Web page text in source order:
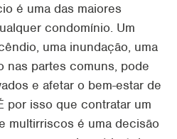
é uma das maiores
condomínio. Um
uma inundação, uma
nas partes comuns, pode
e afetar o bem-estar de
por isso que contratar um
multirriscos é uma decisão